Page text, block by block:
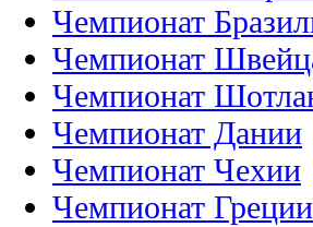
Чемпионат
Чемпионат
Чемпионат
Чемпионат Дании
Чемпионат Чехии
Чемпионат Греции